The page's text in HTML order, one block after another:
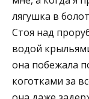
лягушка в
Стоя над
водой
она побежала
коготками за